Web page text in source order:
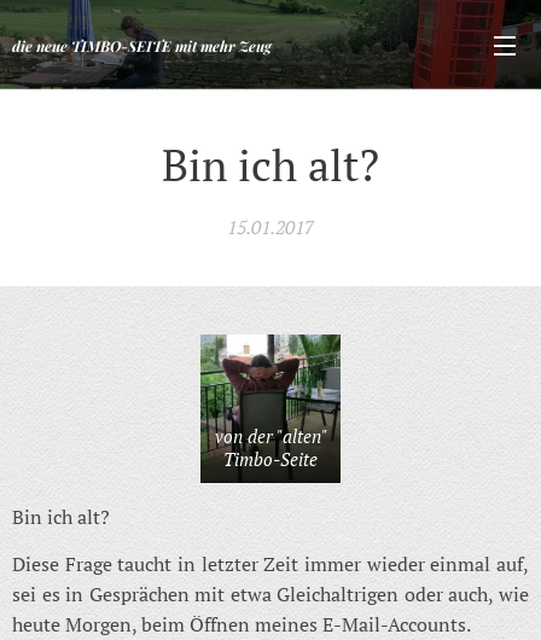
die neue TIMBO-SEITE mit mehr Zeug
Bin ich alt?
15.01.2017
von der "alten"
Timbo-Seite
Bin ich alt?
Diese Frage taucht in letzter Zeit immer wieder einmal auf,
sei es in Gesprächen mit etwa Gleichaltrigen oder auch, wie
heute Morgen, beim Öffnen meines E-Mail-Accounts.